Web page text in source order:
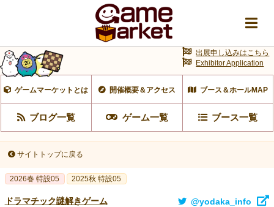
ゲームマーケットとは 開催概要＆アクセス ブース＆ホールMAP
ブログ一覧 ゲーム一覧 ブース一覧
出展申し込みはこちら
Exhibitor Application
サイトトップに戻る
2026春 特設05 2025秋 特設05
ドラマチック謎解きゲーム @yodaka_info